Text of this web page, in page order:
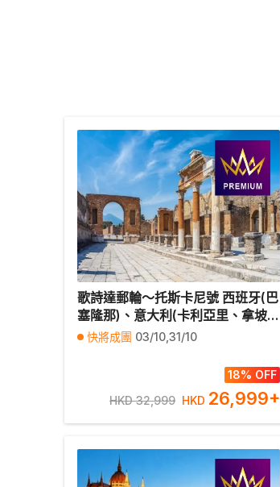
歌詩達郵輪～托斯卡尼號 西班牙(巴
塞隆那)、意大利(卡利亞里、拿坡
里、羅馬、熱那亞)、 法國(馬賽)10
快將成團 03/10,31/10
18% OFF
HKD 32,999 HKD 26,999+